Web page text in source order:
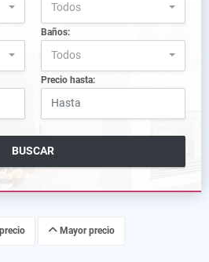
Todos
Baños:
Todos
Precio hasta:
BUSCAR
Mayor precio